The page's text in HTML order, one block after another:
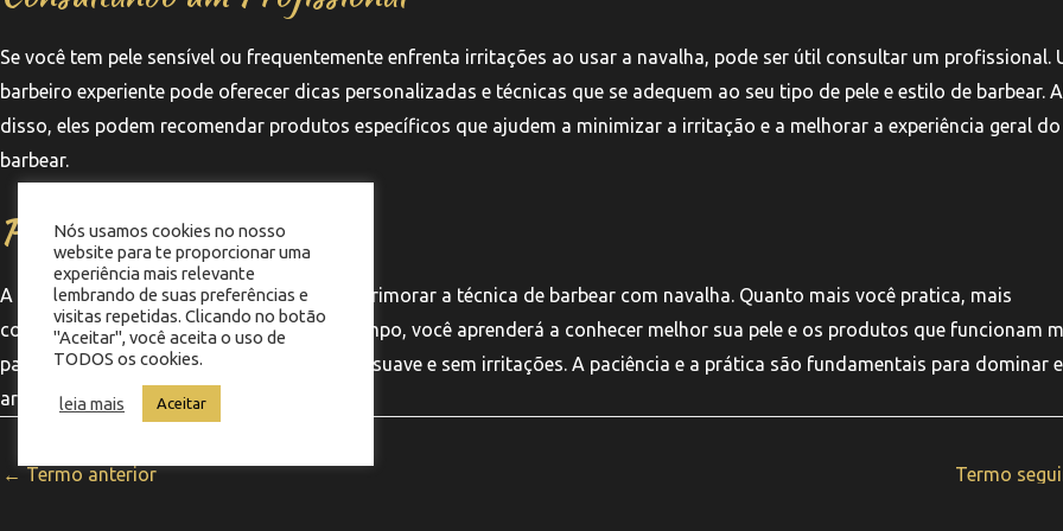
Se você tem pele sensível ou frequentemente enfrenta irritações ao usar a navalha, pode ser útil consultar um profissional.
barbeiro experiente pode oferecer dicas personalizadas e técnicas que se adequem ao seu tipo de pele e estilo de barbear.
disso, eles podem recomendar produtos específicos que ajudem a minimizar a irritação e a melhorar a experiência geral do
barbear.
Praticando Regularmente
A prática regular é uma das chaves para aprimorar a técnica de barbear com navalha. Quanto mais você pratica, mais
confortável e confiante se torna. Com o tempo, você aprenderá a conhecer melhor sua pele e os produtos que funcionam
para você, resultando em um barbear mais suave e sem irritações. A paciência e a prática são fundamentais para dominar
arte.
← Termo anterior Termo
Nós usamos cookies no nosso
website para te proporcionar uma
experiência mais relevante
lembrando de suas preferências e
visitas repetidas. Clicando no botão
"Aceitar", você aceita o uso de
TODOS os cookies.
leia mais Aceitar